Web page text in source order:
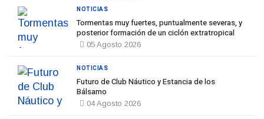
Tormentas muy fuertes, puntualmente severas, y
posterior formación de un ciclón extratropical
05 Agosto 2026
NOTICIAS
Futuro de Club Náutico y Estancia de los
Bálsamo
04 Agosto 2026
NOTICIAS